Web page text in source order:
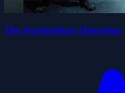
The Surreptitious Operation